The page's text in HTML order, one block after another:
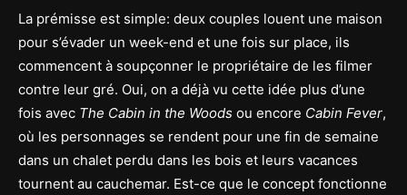
La prémisse est simple: deux couples louent une maison
pour s’évader un week-end et une fois sur place, ils
commencent à soupçonner le propriétaire de les filmer
contre leur gré. Oui, on a déjà vu cette idée plus d’une
fois avec The Cabin in the Woods ou encore Cabin Fever,
où les personnages se rendent pour une fin de semaine
dans un chalet perdu dans les bois et leurs vacances
tournent au cauchemar. Est-ce que le concept fonctionne